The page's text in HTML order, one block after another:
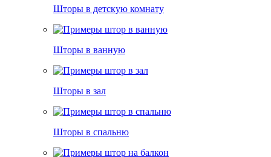
Шторы в детскую комнату
Шторы в ванную
Шторы в зал
Шторы в спальню